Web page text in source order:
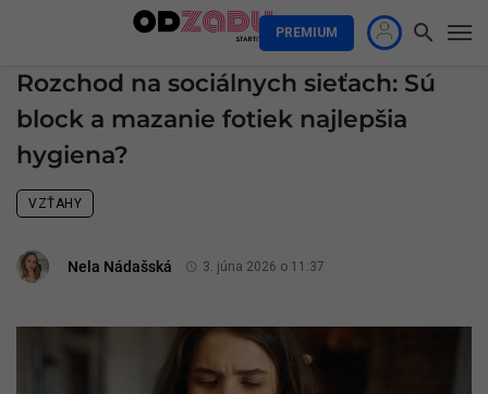
PREMIUM
Rozchod na sociálnych sieťach: Sú
block a mazanie fotiek najlepšia
hygiena?
VZŤAHY
Nela Nádašská 3. júna 2026 o 11:37